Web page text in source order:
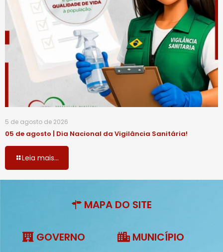
5 de agosto de 2026
05 de agosto | Dia Nacional da Vigilância Sanitária!
Leia mais...
MAPA DO SITE
GOVERNO MUNICÍPIO